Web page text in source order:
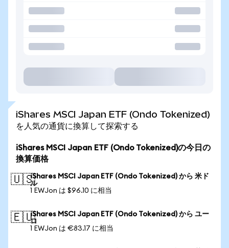
iShares MSCI Japan ETF (Ondo Tokenized)
を人気の通貨に換算して探索する
iShares MSCI Japan ETF (Ondo Tokenized)の今日の
換算価格
🇺🇸iShares MSCI Japan ETF (Ondo Tokenized) から 米ド
ル
1 EWJon は $96.10 に相当
🇪🇺iShares MSCI Japan ETF (Ondo Tokenized) から ユー
ロ
1 EWJon は €83.17 に相当